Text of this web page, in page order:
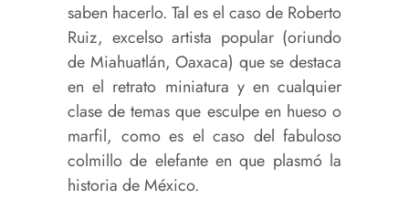
saben hacerlo. Tal es el caso de Roberto
Ruiz, excelso artista popular (oriundo
de Miahuatlán, Oaxaca) que se destaca
en el retrato miniatura y en cualquier
clase de temas que esculpe en hueso o
marfil, como es el caso del fabuloso
colmillo de elefante en que plasmó la
historia de México.